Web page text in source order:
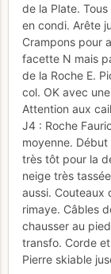
de la Plate.
en condi. Arête
Crampons pour
facette N mais
de la Roche E.
col. OK avec
Attention aux
J4 : Roche
moyenne.
très tôt pour la
neige très
aussi. Couteaux
rimaye. Câbles
chausser au
transfo. Corde
Pierre skiable